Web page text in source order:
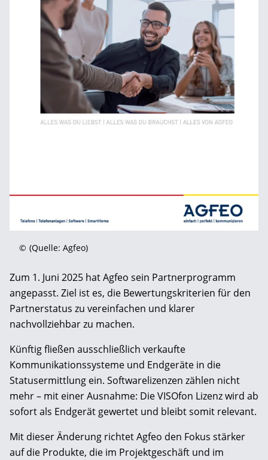
© (Quelle: Agfeo)
Zum 1. Juni 2025 hat Agfeo sein Partnerprogramm
angepasst. Ziel ist es, die Bewertungskriterien für den
Partnerstatus zu vereinfachen und klarer
nachvollziehbar zu machen.
Künftig fließen ausschließlich verkaufte
Kommunikationssysteme und Endgeräte in die
Statusermittlung ein. Softwarelizenzen zählen nicht
mehr – mit einer Ausnahme: Die VISOfon Lizenz wird ab
sofort als Endgerät gewertet und bleibt somit relevant.
Mit dieser Änderung richtet Agfeo den Fokus stärker
auf die Produkte, die im Projektgeschäft und im